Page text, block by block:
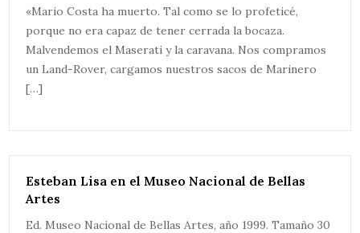
«Mario Costa ha muerto. Tal como se lo profeticé,
porque no era capaz de tener cerrada la bocaza.
Malvendemos el Maserati y la caravana. Nos compramos
un Land-Rover, cargamos nuestros sacos de Marinero
[…]
Esteban Lisa en el Museo Nacional de Bellas
Artes
Ed. Museo Nacional de Bellas Artes, año 1999. Tamaño 30